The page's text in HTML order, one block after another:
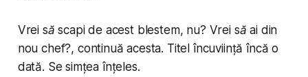
Vrei să scapi de acest blestem, nu? Vrei să ai din
nou chef?, continuă acesta. Titel încuviință încă o
dată. Se simțea înțeles.